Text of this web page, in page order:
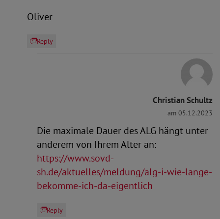
Oliver
Reply
Christian Schultz
am 05.12.2023
Die maximale Dauer des ALG hängt unter
anderem von Ihrem Alter an:
https://www.sovd-
sh.de/aktuelles/meldung/alg-i-wie-lange-
bekomme-ich-da-eigentlich
Reply